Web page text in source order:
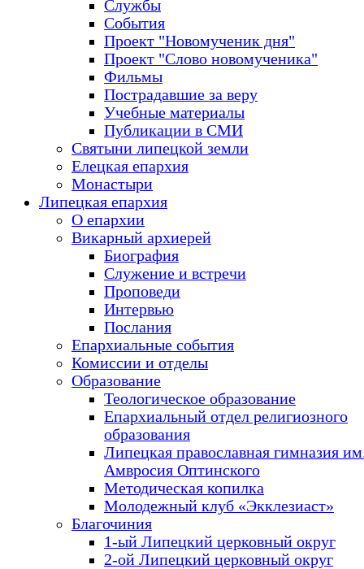
Службы
События
Проект "Новомученик дня"
Проект "Слово новомученика"
Фильмы
Пострадавшие за веру
Учебные материалы
Публикации в СМИ
Святыни липецкой земли
Елецкая епархия
Монастыри
Липецкая епархия
О епархии
Викарный архиерей
Биография
Служение и встречи
Проповеди
Интервью
Послания
Епархиальные события
Комиссии и отделы
Образование
Теологическое образование
Епархиальный отдел религиозного
образования
Липецкая православная гимназия
Амвросия Оптинского
Методическая копилка
Молодежный клуб «Экклезиаст»
Благочиния
1-ый Липецкий церковный округ
2-ой Липецкий церковный округ